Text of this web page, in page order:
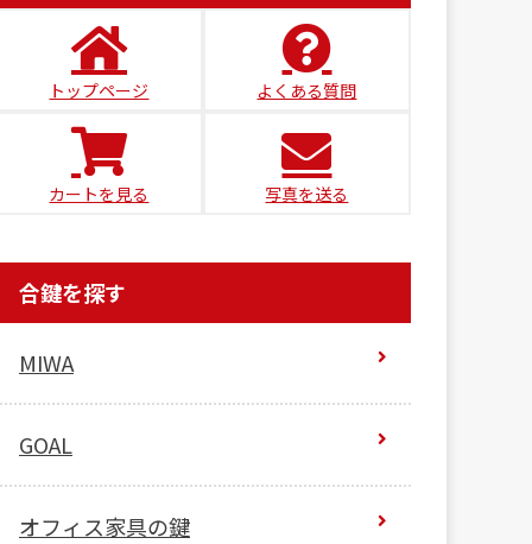
トップページ よくある質問
カートを見る 写真を送る
合鍵を探す
MIWA
GOAL
オフィス家具の鍵